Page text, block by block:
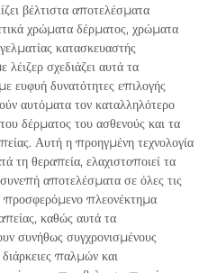
βέλτιστα αποτελέσματα
χρώματα δέρματος, χρώματα
κατασκευαστής
σχεδιάζει αυτά τα
ευφυή δυνατότητες επιλογής
αυτόματα τον καταλληλότερο
δέρματος του ασθενούς και τα
Αυτή η προηγμένη τεχνολογία
τη θεραπεία, ελαχιστοποιεί τα
συνεπή αποτελέσματα σε όλες τις
προσφερόμενο πλεονέκτημα
καθώς αυτά τα
συνήθως συγχρονισμένους
παλμών και